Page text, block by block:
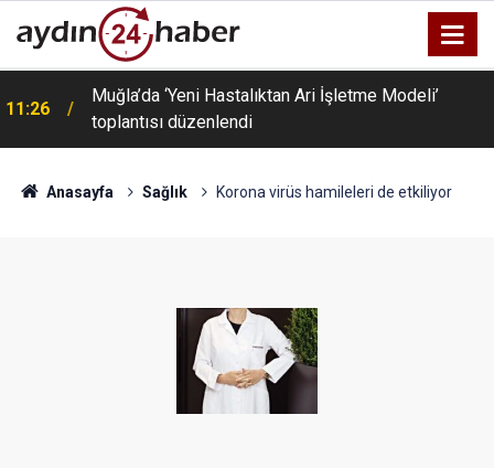
11:26
Muğla’da ‘Yeni Hastalıktan Ari İşletme Modeli’
toplantısı düzenlendi
Anasayfa Sağlık Korona virüs hamileleri de etkiliyor